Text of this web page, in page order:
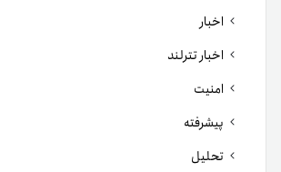
اخبار
اخبار تترلند
امنیت
پیشرفته
تحلیل